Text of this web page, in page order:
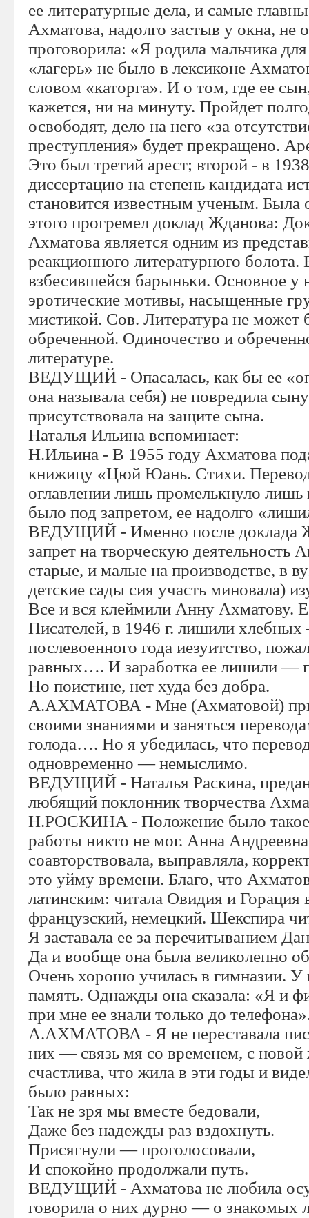
ее литературные дела, и самые
Ахматова, надолго застыв у окна, не
проговорила: «Я родила мальчика
«лагерь» не было в лексиконе
словом «каторга». И о том, где ее
кажется, ни на минуту. Пройдет
освободят, дело на него «за
преступления» будет прекращено.
Это был третий арест; второй - в
диссертацию на степень кандидата
становится известным ученым. Была
этого прогремел доклад Жданова:
Ахматова является одним из
реакционного литературного
взбесившейся барыньки. Основное
эротические мотивы, насыщенные
мистикой. Сов. Литература не может
обреченной. Одиночество и
литературе.
ВЕДУЩИЙ - Опасалась, как бы ее
она называла себя) не повредила
присутствовала на защите сына.
Наталья Ильина вспоминает:
Н.Ильина - В 1955 году Ахматова
книжицу «Цюй Юань. Стихи. Перевод
оглавлении лишь промелькнуло
было под запретом, ее надолго
ВЕДУЩИЙ - Именно после доклада
запрет на творческую
старые, и малые на производстве, в
детские сады сия участь миновала)
Все и вся клеймили Анну Ахматову.
Писателей, в 1946 г. лишили
послевоенного года иезуитство,
равных…. И заработка ее лишили —
Но поистине, нет худа без добра.
А.АХМАТОВА - Мне (Ахматовой)
своими знаниями и заняться
голода…. Но я убедилась, что
одновременно — немыслимо.
ВЕДУЩИЙ - Наталья Раскина,
любящий поклонник творчества
Н.РОСКИНА - Положение было такое,
работы никто не мог. Анна
соавторствовала, выправляла,
это уйму времени. Благо, что
латинским: читала Овидия и Горация
французский, немецкий. Шекспира
Я заставала ее за перечитыванием
Да и вообще она была великолепно
Очень хорошо училась в гимназии. У
память. Однажды она сказала: «Я и
при мне ее знали только до
А.АХМАТОВА - Я не переставала
них — связь мя со временем, с
счастлива, что жила в эти годы и
было равных:
Так не зря мы вместе бедовали,
Даже без надежды раз вздохнуть.
Присягнули — проголосовали,
И спокойно продолжали путь.
ВЕДУЩИЙ - Ахматова не любила
говорила о них дурно — о знакомых